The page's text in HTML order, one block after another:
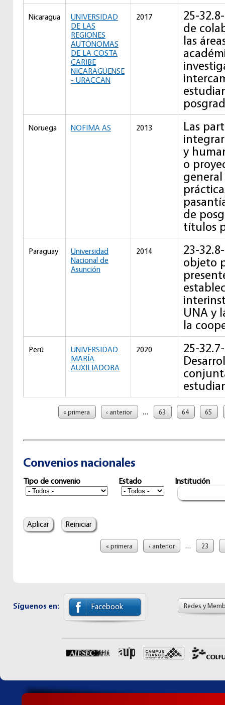
Nicaragua
UNIVERSIDAD
DE LAS
REGIONES
AUTÓNOMAS
DE LA COSTA
CARIBE
NICARAGÜENSE
- URACCAN
2017
25-
de
las
Noruega NOFIMA AS 2013
Las
y
o
de
títulos
Paraguay
Universidad
Nacional de
Asunción
2014
23-
objeto
UNA y
la
Perú
UNIVERSIDAD
MARÍA
AUXILIADORA
2020
25-
Páginas« primera ‹ anterior … 63 64 65
Convenios nacionales
Tipo de convenio Estado Institución
« primera ‹ anterior … 23
Síguenos en: Facebook Redes y